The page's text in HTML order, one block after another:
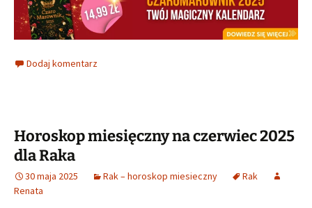
Dodaj komentarz
Horoskop miesięczny na czerwiec 2025
dla Raka
30 maja 2025 Rak – horoskop miesieczny
Rak
Renata